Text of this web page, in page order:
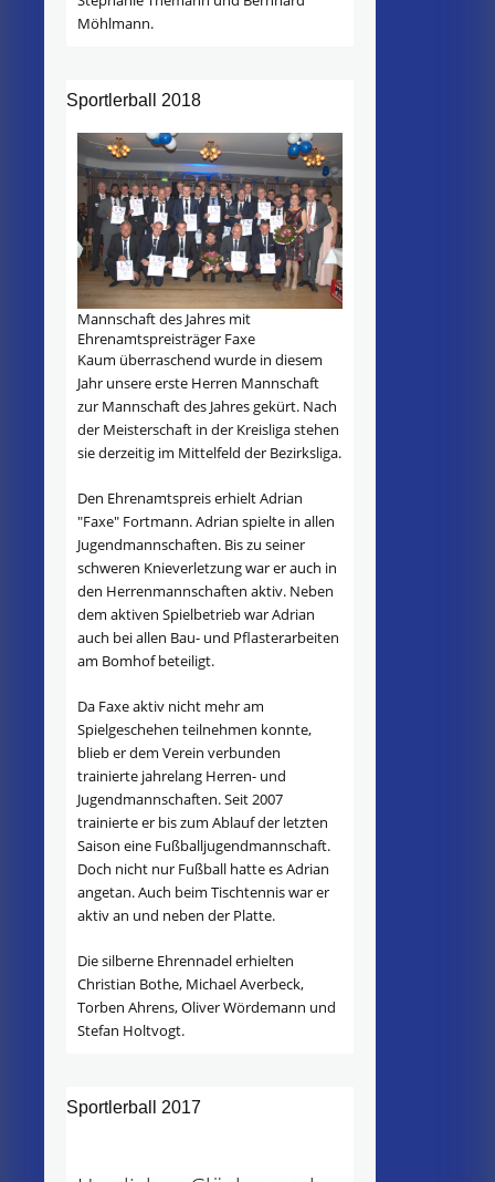
Möhlmann.
Sportlerball 2018
Mannschaft des Jahres mit
Ehrenamtspreisträger Faxe
Kaum überraschend wurde in diesem
Jahr unsere erste Herren Mannschaft
zur Mannschaft des Jahres gekürt. Nach
der Meisterschaft in der Kreisliga stehen
sie derzeitig im Mittelfeld der Bezirksliga.
Den Ehrenamtspreis erhielt Adrian
"Faxe" Fortmann. Adrian spielte in allen
Jugendmannschaften. Bis zu seiner
schweren Knieverletzung war er auch in
den Herrenmannschaften aktiv. Neben
dem aktiven Spielbetrieb war Adrian
auch bei allen Bau- und Pflasterarbeiten
am Bomhof beteiligt.
Da Faxe aktiv nicht mehr am
Spielgeschehen teilnehmen konnte,
blieb er dem Verein verbunden
trainierte jahrelang Herren- und
Jugendmannschaften. Seit 2007
trainierte er bis zum Ablauf der letzten
Saison eine Fußballjugendmannschaft.
Doch nicht nur Fußball hatte es Adrian
angetan. Auch beim Tischtennis war er
aktiv an und neben der Platte.
Die silberne Ehrennadel erhielten
Christian Bothe, Michael Averbeck,
Torben Ahrens, Oliver Wördemann und
Stefan Holtvogt.
Sportlerball 2017